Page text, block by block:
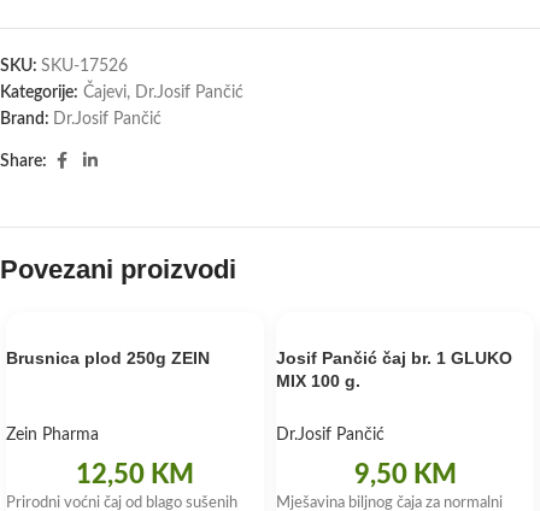
SKU: SKU-17526
Kategorije: Čajevi, Dr.Josif Pančić
Brand: Dr.Josif Pančić
Share:
Povezani proizvodi
Brusnica plod 250g ZEIN
Zein Pharma
12,50 KM
Prirodni voćni čaj od blago sušenih
Josif Pančić čaj br. 1 GLUKO
MIX 100 g.
Dr.Josif Pančić
9,50 KM
Mješavina biljnog čaja za normalni